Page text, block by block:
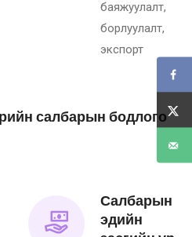
баяжуулалт,
борлуулалт,
экспорт
салбарын бодлого
Салбарын
эдийн